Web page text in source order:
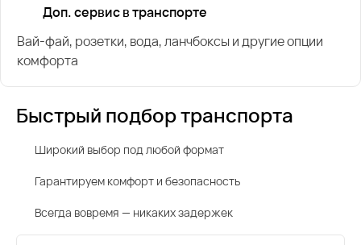
Доп. сервис в транспорте
Вай-фай, розетки, вода, ланчбоксы и другие опции
комфорта
Быстрый подбор транспорта
Широкий выбор под любой формат
Гарантируем комфорт и безопасность
Всегда вовремя — никаких задержек